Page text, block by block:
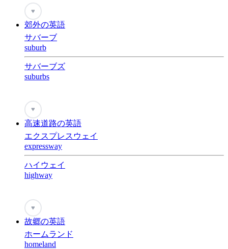
♥
郊外の英語
サバーブ
suburb
サバーブズ
suburbs
♥
高速道路の英語
エクスプレスウェイ
expressway
ハイウェイ
highway
♥
故郷の英語
ホームランド
homeland